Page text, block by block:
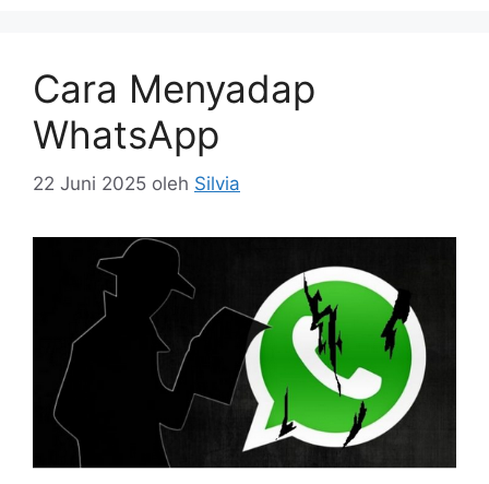
Cara Menyadap
WhatsApp
22 Juni 2025 oleh Silvia